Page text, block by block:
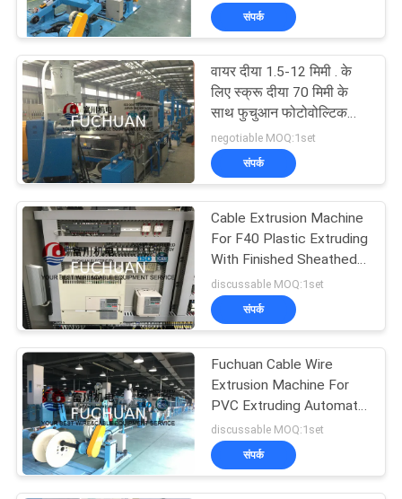
एकल ट्विस्ट मशीन
14
केबल एक्सट्रूज़न मशीन
31
संपर्क
वायर दीया 1.5-12 मिमी . के
लिए स्क्रू दीया 70 मिमी के
साथ फुचुआन फोटोवोल्टिक
एक्सट्रूडर मशीन
negotiable MOQ:1set
संपर्क
Cable Extrusion Machine
For F40 Plastic Extruding
With Finished Sheathed
Dia 6-16mm
discussable MOQ:1set
संपर्क
Fuchuan Cable Wire
Extrusion Machine For
PVC Extruding Automatic
Wire Production Line
discussable MOQ:1set
संपर्क